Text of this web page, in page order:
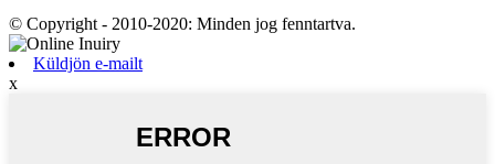
© Copyright - 2010-2020: Minden jog fenntartva.
Küldjön e-mailt
x